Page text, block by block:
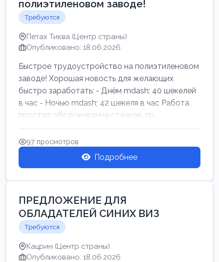
полиэтиленовом заводе!
Требуются
Петах Тиква (Центр страны)
Опубликовано: 18.06.2026
Быстрое трудоустройство на полиэтиленовом
заводе! Хорошая новость для желающих
быстро заработать: - Днём mdash; 40 шекелей
в час - Ночью mdash; 42 шекеля в час Работа
простая: обслуживание станков, пр...
97 просмотров
Подробнее
ПРЕДЛОЖЕНИЕ ДЛЯ
ОБЛАДАТЕЛЕЙ СИНИХ ВИЗ
Требуются
Кацрин (Центр страны)
Опубликовано: 18.06.2026